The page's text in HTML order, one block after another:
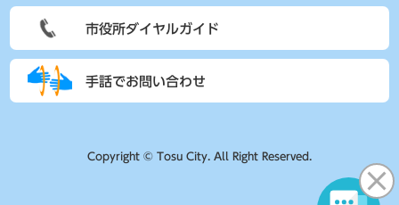
市役所ダイヤルガイド
手話でお問い合わせ
Copyright © Tosu City. All Right Reserved.